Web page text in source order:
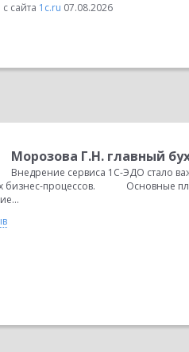
сайта 1c.ru 07.08.2026
Морозова Г.Н. главный
Внедрение сервиса 1С-ЭДО стало
бизнес-процессов. Основные